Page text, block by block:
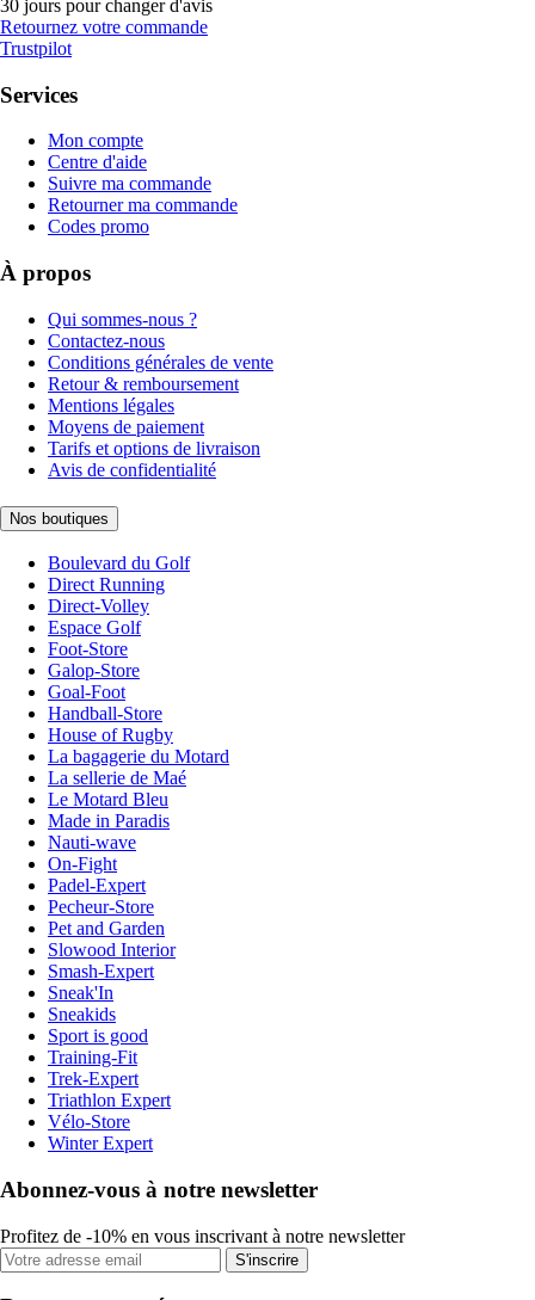
30 jours pour changer d'avis
Retournez votre commande
Trustpilot
Services
Mon compte
Centre d'aide
Suivre ma commande
Retourner ma commande
Codes promo
À propos
Qui sommes-nous ?
Contactez-nous
Conditions générales de vente
Retour & remboursement
Mentions légales
Moyens de paiement
Tarifs et options de livraison
Avis de confidentialité
Nos boutiques
Boulevard du Golf
Direct Running
Direct-Volley
Espace Golf
Foot-Store
Galop-Store
Goal-Foot
Handball-Store
House of Rugby
La bagagerie du Motard
La sellerie de Maé
Le Motard Bleu
Made in Paradis
Nauti-wave
On-Fight
Padel-Expert
Pecheur-Store
Pet and Garden
Slowood Interior
Smash-Expert
Sneak'In
Sneakids
Sport is good
Training-Fit
Trek-Expert
Triathlon Expert
Vélo-Store
Winter Expert
Abonnez-vous à notre newsletter
Profitez de -10% en vous inscrivant à notre newsletter
S'inscrire